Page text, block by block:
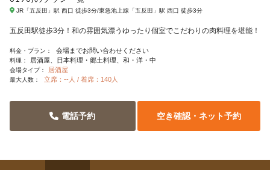
JR「五反田」駅 西口 徒歩3分/東急池上線「五反田」駅 西口 徒歩3分
五反田駅徒歩3分！和の雰囲気漂うゆったり個室でこだわりの肉料理を堪能！
料金・プラン： 会場までお問い合わせください
料理： 居酒屋 日本料理・郷土料理 和・洋・中
会場タイプ： 居酒屋
最大人数： 立席：--人 / 着席：140人
空き確認・ネット予約
電話予約